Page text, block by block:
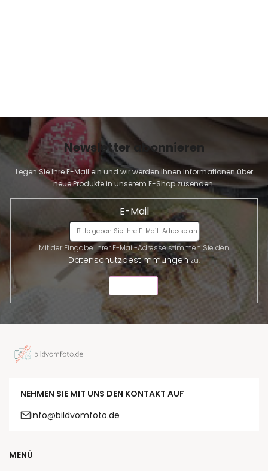
Newsletter abonnieren
Legen Sie Ihre E-Mail ein und wir werden Ihnen Informationen über
neue Produkte in unserem E-Shop zusenden.
E-Mail
Datenschutzbestimmungenzu.
NEHMEN SIE MIT UNS DEN KONTAKT AUF
info@bildvomfoto.de
MENÜ